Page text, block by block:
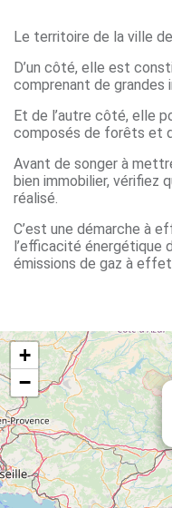
Le territoire de la ville
D’un côté, elle est
comprenant de
Et de l’autre côté, elle
composés de forêts et
Avant de songer à
bien immobilier, vérifiez
réalisé.
C’est une démarche à
l’efficacité énergétique
émissions de gaz à
+
−